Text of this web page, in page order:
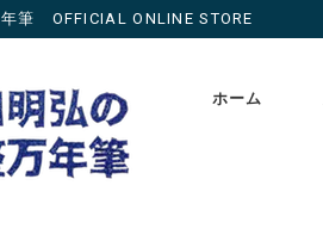
筆 OFFICIAL ONLINE STORE
ホーム